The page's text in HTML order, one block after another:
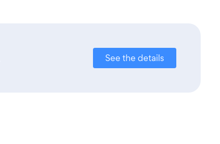
See the details